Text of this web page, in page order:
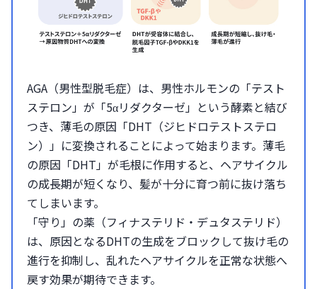
AGA（男性型脱毛症）は、男性ホルモンの「テスト
ステロン」が「5αリダクターゼ」という酵素と結び
つき、薄毛の原因「DHT（ジヒドロテストステロ
ン）」に変換されることによって始まります。薄毛
の原因「DHT」が毛根に作用すると、ヘアサイクル
の成長期が短くなり、髪が十分に育つ前に抜け落ち
てしまいます。
「守り」の薬（フィナステリド・デュタステリド）
は、原因となるDHTの生成をブロックして抜け毛の
進行を抑制し、乱れたヘアサイクルを正常な状態へ
戻す効果が期待できます。